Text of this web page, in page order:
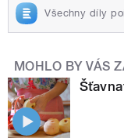
Všechny díly
MOHLO BY VÁS